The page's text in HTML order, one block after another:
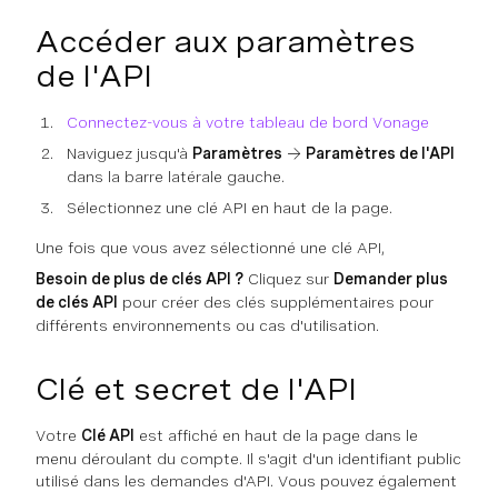
Accéder aux paramètres
de l'API
Connectez-vous à votre tableau de bord Vonage
Naviguez jusqu'à Paramètres → Paramètres de l'API
dans la barre latérale gauche.
Sélectionnez une clé API en haut de la page.
Une fois que vous avez sélectionné une clé API,
Besoin de plus de clés API ? Cliquez sur Demander plus
de clés API pour créer des clés supplémentaires pour
différents environnements ou cas d'utilisation.
Clé et secret de l'API
Votre Clé API est affiché en haut de la page dans le
menu déroulant du compte. Il s'agit d'un identifiant public
utilisé dans les demandes d'API. Vous pouvez également